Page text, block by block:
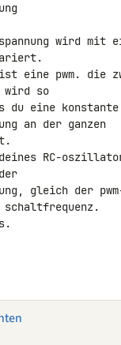
wird mit
eine pwm. die
wird so
du eine konstante
an der ganzen
RC-
gleich der